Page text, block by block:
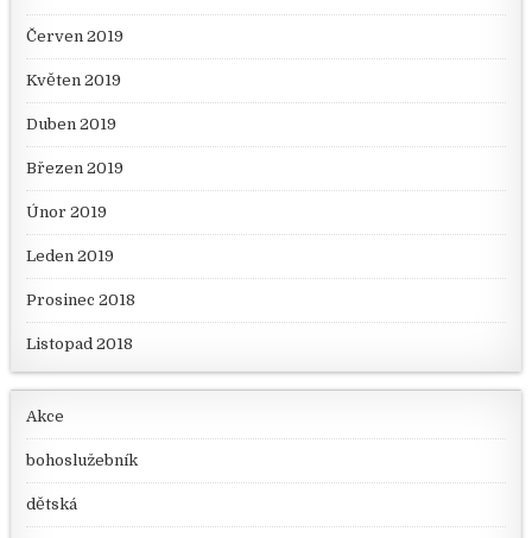
Červen 2019
Květen 2019
Duben 2019
Březen 2019
Únor 2019
Leden 2019
Prosinec 2018
Listopad 2018
Akce
bohoslužebník
dětská